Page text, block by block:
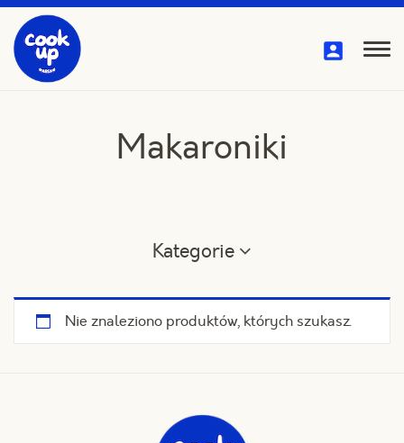
Przejdź
treści
Makaroniki
Kategorie
Nie znaleziono produktów, których szukasz.